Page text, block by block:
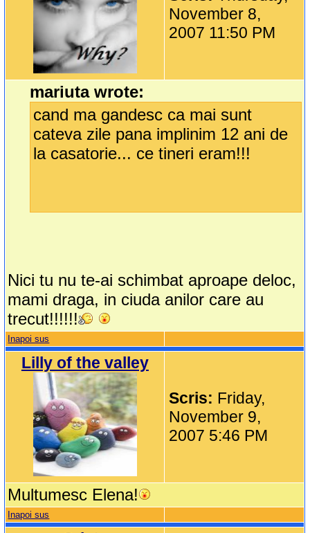
November 8,
2007 11:50 PM
mariuta wrote:
cand ma gandesc ca mai sunt
cateva zile pana implinim 12 ani de
la casatorie... ce tineri eram!!!
Nici tu nu te-ai schimbat aproape deloc,
mami draga, in ciuda anilor care au
trecut!!!!!!
Inapoi sus
Lilly of the valley
Scris: Friday,
November 9,
2007 5:46 PM
Multumesc Elena!
Inapoi sus